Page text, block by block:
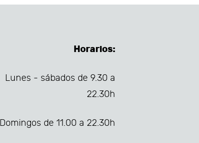
Horarios:
Lunes - sábados de 9.30 a
22.30h
Domingos de 11.00 a 22.30h